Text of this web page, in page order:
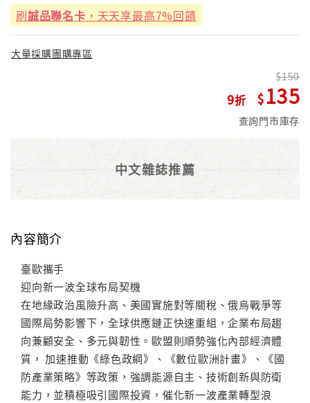
刷誠品聯名卡 ，天天享最高7%回饋
大量採購團購專區
9
150
135
查詢門市庫存
中文雜誌推薦
內容簡介
臺歐攜手
迎向新一波全球布局契機
在地緣政治風險升高、美國實施對等關稅、俄烏戰爭等
國際局勢影響下，全球供應鏈正快速重組，企業布局趨
向兼顧安全、多元與韌性。歐盟則順勢強化內部經濟體
質， 加速推動《綠色政綱》、《數位歐洲計畫》、《國
防產業策略》等政策，強調能源自主、技術創新與防衛
能力，並積極吸引國際投資，催化新一波產業轉型浪